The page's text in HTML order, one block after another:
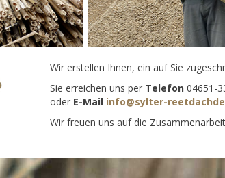
Wir erstellen Ihnen, ein auf Sie
Sie erreichen uns per Telefon04651-
oder E-Mail info@sylter-
Wir freuen uns auf die